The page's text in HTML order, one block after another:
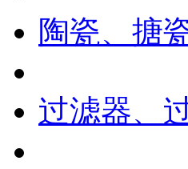
陶瓷、搪
过滤器、